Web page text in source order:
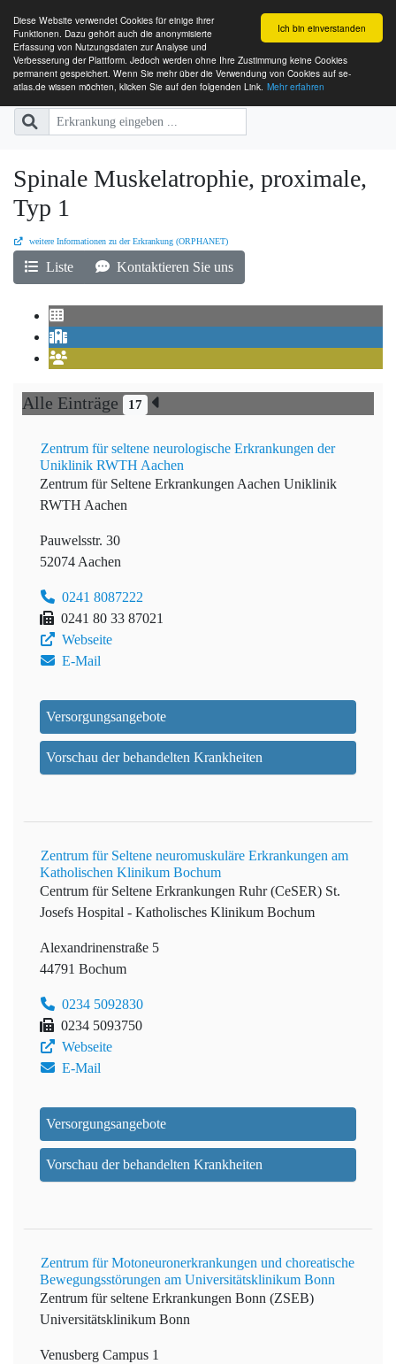
Ich bin einverstanden
Diese Website verwendet Cookies für einige ihrer
Funktionen. Dazu gehört auch die anonymisierte
Erfassung von Nutzungsdaten zur Analyse und
Verbesserung der Plattform. Jedoch werden ohne Ihre Zustimmung keine Cookies
permanent gespeichert. Wenn Sie mehr über die Verwendung von Cookies auf se-
atlas.de wissen möchten, klicken Sie auf den folgenden Link. Mehr erfahren
SE-ATLAS
Versorgungsatlas für Menschen
Spinale Muskelatrophie, proximale,
Typ 1
weitere Informationen zu der Erkrankung (ORPHANET)
Liste Kontaktieren Sie uns
Alle Einträge 17
Zentrum für seltene neurologische Erkrankungen der
Uniklinik RWTH Aachen
Zentrum für Seltene Erkrankungen Aachen Uniklinik
RWTH Aachen
Pauwelsstr. 30
52074 Aachen
0241 8087222
0241 80 33 87021
Webseite
E-Mail
Versorgungsangebote
Vorschau der behandelten Krankheiten
Zentrum für Seltene neuromuskuläre Erkrankungen am
Katholischen Klinikum Bochum
Centrum für Seltene Erkrankungen Ruhr (CeSER) St.
Josefs Hospital - Katholisches Klinikum Bochum
Alexandrinenstraße 5
44791 Bochum
0234 5092830
0234 5093750
Webseite
E-Mail
Versorgungsangebote
Vorschau der behandelten Krankheiten
Zentrum für Motoneuronerkrankungen und choreatische
Bewegungsstörungen am Universitätsklinikum Bonn
Zentrum für seltene Erkrankungen Bonn (ZSEB)
Universitätsklinikum Bonn
Venusberg Campus 1